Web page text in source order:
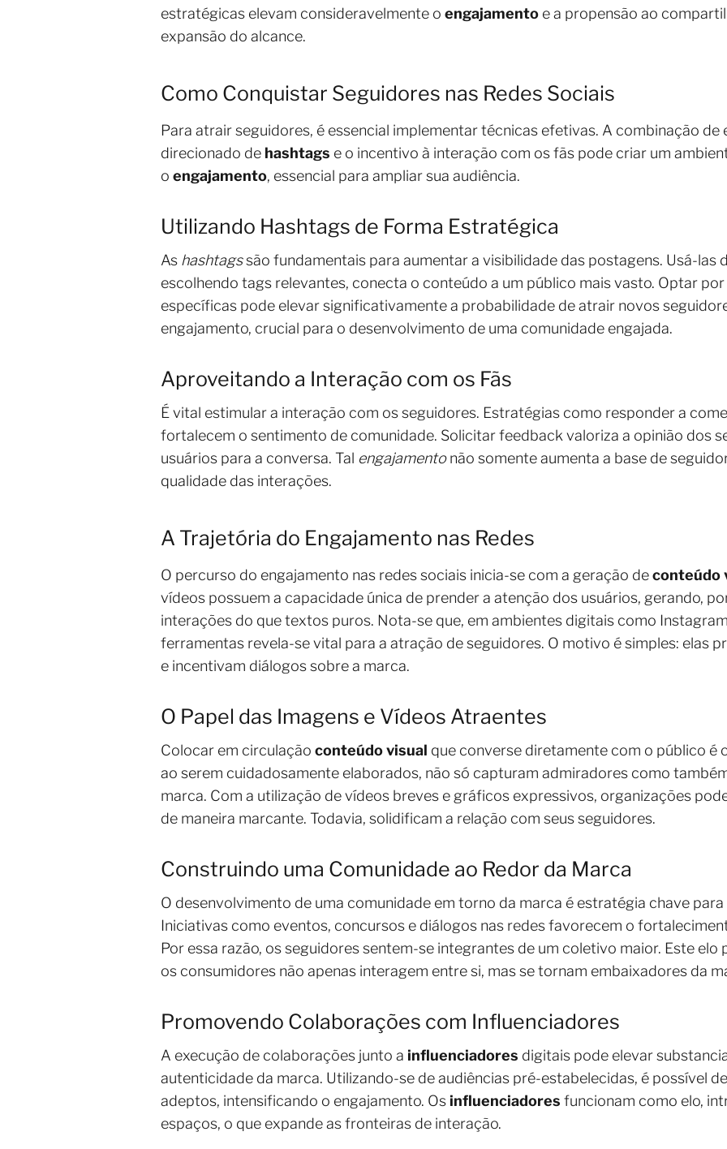
estratégicas elevam consideravelmente o engajamento e a propensão ao
expansão do alcance.
Como Conquistar Seguidores nas Redes Sociais
Para atrair seguidores, é essencial implementar técnicas efetivas. A combinação
direcionado de hashtags e o incentivo à interação com os fãs pode criar um
o engajamento, essencial para ampliar sua audiência.
Utilizando Hashtags de Forma Estratégica
As hashtagssão fundamentais para aumentar a visibilidade das postagens. Usá-las
escolhendo tags relevantes, conecta o conteúdo a um público mais vasto. Optar por
específicas pode elevar significativamente a probabilidade de atrair novos
engajamento, crucial para o desenvolvimento de uma comunidade engajada.
Aproveitando a Interação com os Fãs
É vital estimular a interação com os seguidores. Estratégias como responder a
fortalecem o sentimento de comunidade. Solicitar feedback valoriza a opinião dos
usuários para a conversa. Tal engajamentonão somente aumenta a base de
qualidade das interações.
A Trajetória do Engajamento nas Redes
O percurso do engajamento nas redes sociais inicia-se com a geração deconteúdo
vídeos possuem a capacidade única de prender a atenção dos usuários, gerando,
interações do que textos puros. Nota-se que, em ambientes digitais como
ferramentas revela-se vital para a atração de seguidores. O motivo é simples: elas
e incentivam diálogos sobre a marca.
O Papel das Imagens e Vídeos Atraentes
Colocar em circulação conteúdo visual que converse diretamente com o público é
ao serem cuidadosamente elaborados, não só capturam admiradores como
marca. Com a utilização de vídeos breves e gráficos expressivos, organizações
de maneira marcante. Todavia, solidificam a relação com seus seguidores.
Construindo uma Comunidade ao Redor da Marca
O desenvolvimento de uma comunidade em torno da marca é estratégia chave
Iniciativas como eventos, concursos e diálogos nas redes favorecem o
Por essa razão, os seguidores sentem-se integrantes de um coletivo maior. Este
os consumidores não apenas interagem entre si, mas se tornam embaixadores da
Promovendo Colaborações com Influenciadores
A execução de colaborações junto a influenciadores digitais pode elevar
autenticidade da marca. Utilizando-se de audiências pré-estabelecidas, é possível
adeptos, intensificando o engajamento. Os influenciadores funcionam como elo,
espaços, o que expande as fronteiras de interação.